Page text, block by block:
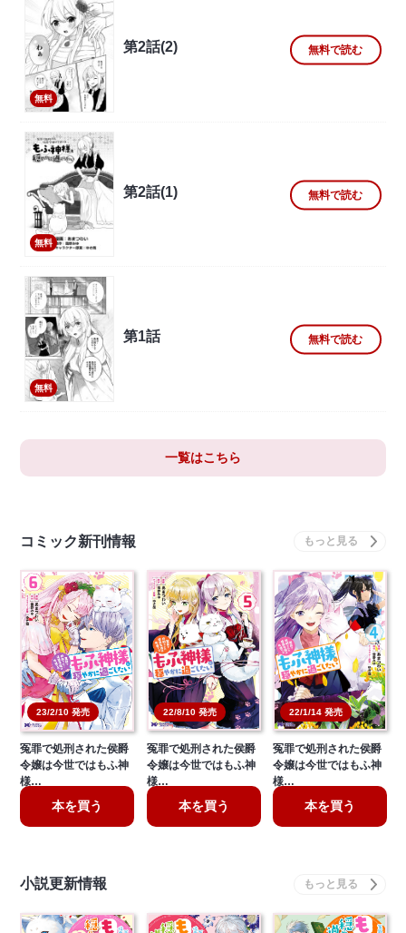
無料
第2話(2) 無料で読む
無料
第2話(1) 無料で読む
無料
第1話 無料で読む
一覧はこちら
コミック新刊情報
23/2/10 発売
冤罪で処刑された侯爵
令嬢は今世ではもふ神
様…
本を買う
22/8/10 発売
冤罪で処刑された侯爵
令嬢は今世ではもふ神
様…
本を買う
22/1/14 発売
冤罪で処刑された侯爵
令嬢は今世ではもふ神
様…
本を買う
小説更新情報